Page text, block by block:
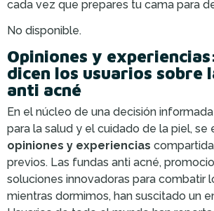
cada vez que prepares tu cama para
No disponible.
Opiniones y
dicen los usuarios sobre
anti acné
En el núcleo de una decisión
para la salud y el cuidado de la piel, se
opiniones y experiencias
previos. Las fundas anti acné,
soluciones innovadoras para combatir
mientras dormimos, han suscitado un